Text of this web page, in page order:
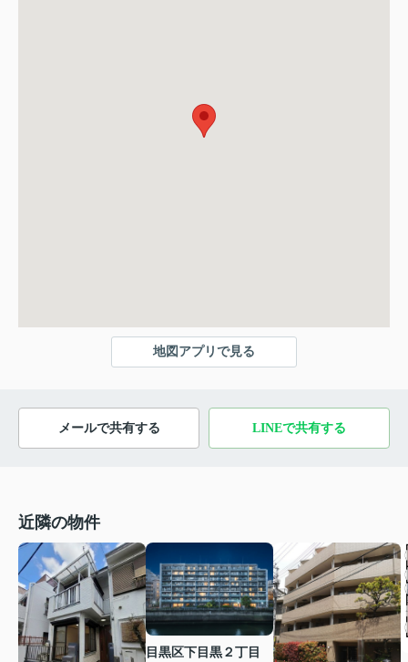
地図アプリで見る
メールで共有する LINEで共有する
近隣の物件
目黒区下目黒２丁目